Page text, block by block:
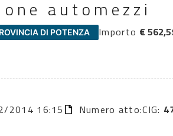
automezzi
DI POTENZA Importo € 562,5
2014 16:15 Numero atto:CIG: